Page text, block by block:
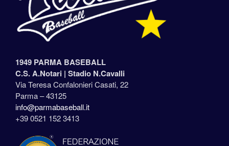
1949 PARMA BASEBALL
C.S. A.Notari | Stadio N.Cavalli
Via Teresa Confalonieri Casati, 22
Parma – 43125
info@parmabaseball.it
+39 0521 152 3413